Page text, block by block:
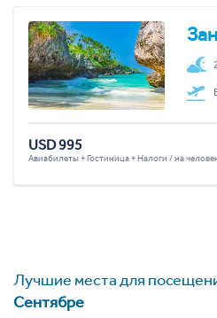
USD 995
Авиабилеты + Гостиница + Налоги / на
Лучшие места для
Сентябре